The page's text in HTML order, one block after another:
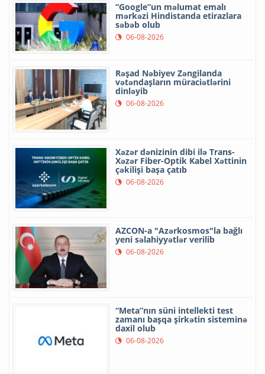
“Google”un məlumat emalı
mərkəzi Hindistanda etirazlara
səbəb olub
06-08-2026
Rəşad Nəbiyev Zəngilanda
vətəndaşların müraciətlərini
dinləyib
06-08-2026
Xəzər dənizinin dibi ilə Trans-
Xəzər Fiber-Optik Kabel Xəttinin
çəkilişi başa çatıb
06-08-2026
AZCON-a "Azərkosmos"la bağlı
yeni səlahiyyətlər verilib
06-08-2026
“Meta”nın süni intellekti test
zamanı başqa şirkətin sisteminə
daxil olub
06-08-2026